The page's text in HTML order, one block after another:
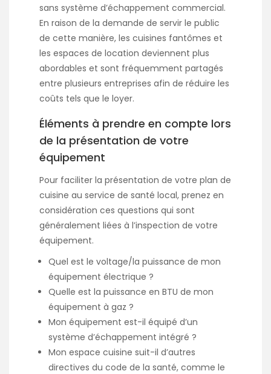
sans système d’échappement commercial.
En raison de la demande de servir le public
de cette manière, les cuisines fantômes et
les espaces de location deviennent plus
abordables et sont fréquemment partagés
entre plusieurs entreprises afin de réduire les
coûts tels que le loyer.
Éléments à prendre en compte lors
de la présentation de votre
équipement
Pour faciliter la présentation de votre plan de
cuisine au service de santé local, prenez en
considération ces questions qui sont
généralement liées à l’inspection de votre
équipement.
Quel est le voltage/la puissance de mon
équipement électrique ?
Quelle est la puissance en BTU de mon
équipement à gaz ?
Mon équipement est-il équipé d’un
système d’échappement intégré ?
Mon espace cuisine suit-il d’autres
directives du code de la santé, comme le